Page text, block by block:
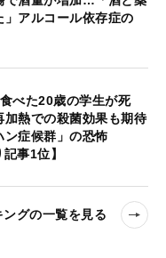
」アルコール依存症の
べた20歳の学生が死
加熱での殺菌効果も期待
ン症候群」の恐怖
事1位】
グの一覧を見る